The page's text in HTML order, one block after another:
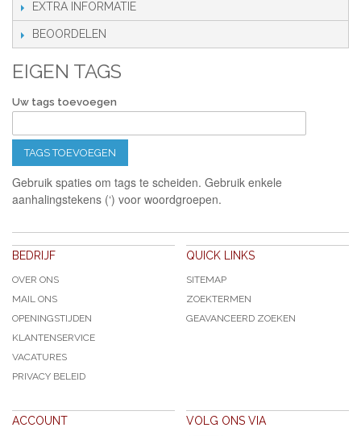
EXTRA INFORMATIE
BEOORDELEN
EIGEN TAGS
Uw tags toevoegen
TAGS TOEVOEGEN
Gebruik spaties om tags te scheiden. Gebruik enkele
aanhalingstekens (‘) voor woordgroepen.
BEDRIJF
OVER ONS
MAIL ONS
OPENINGSTIJDEN
KLANTENSERVICE
VACATURES
PRIVACY BELEID
QUICK LINKS
SITEMAP
ZOEKTERMEN
GEAVANCEERD ZOEKEN
ACCOUNT VOLG ONS VIA